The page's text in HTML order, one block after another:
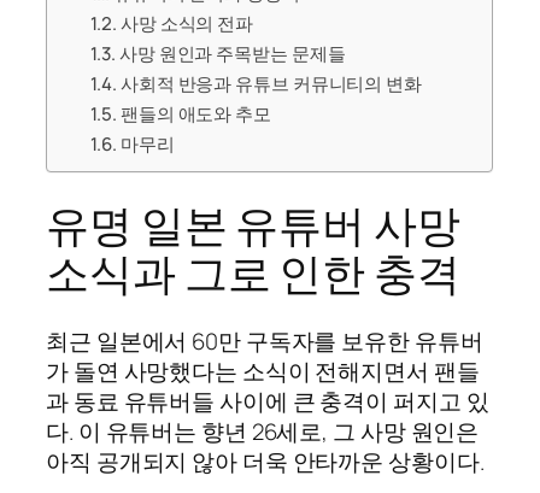
사망 소식의 전파
사망 원인과 주목받는 문제들
사회적 반응과 유튜브 커뮤니티의 변화
팬들의 애도와 추모
마무리
유명 일본 유튜버 사망
소식과 그로 인한 충격
최근 일본에서 60만 구독자를 보유한 유튜버
가 돌연 사망했다는 소식이 전해지면서 팬들
과 동료 유튜버들 사이에 큰 충격이 퍼지고 있
다. 이 유튜버는 향년 26세로, 그 사망 원인은
아직 공개되지 않아 더욱 안타까운 상황이다.